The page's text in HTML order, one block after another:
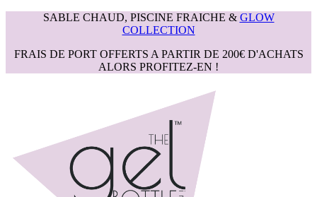
SABLE CHAUD, PISCINE FRAICHE & GLOW
COLLECTION
FRAIS DE PORT OFFERTS A PARTIR DE 200€ D'ACHATS
ALORS PROFITEZ-EN !